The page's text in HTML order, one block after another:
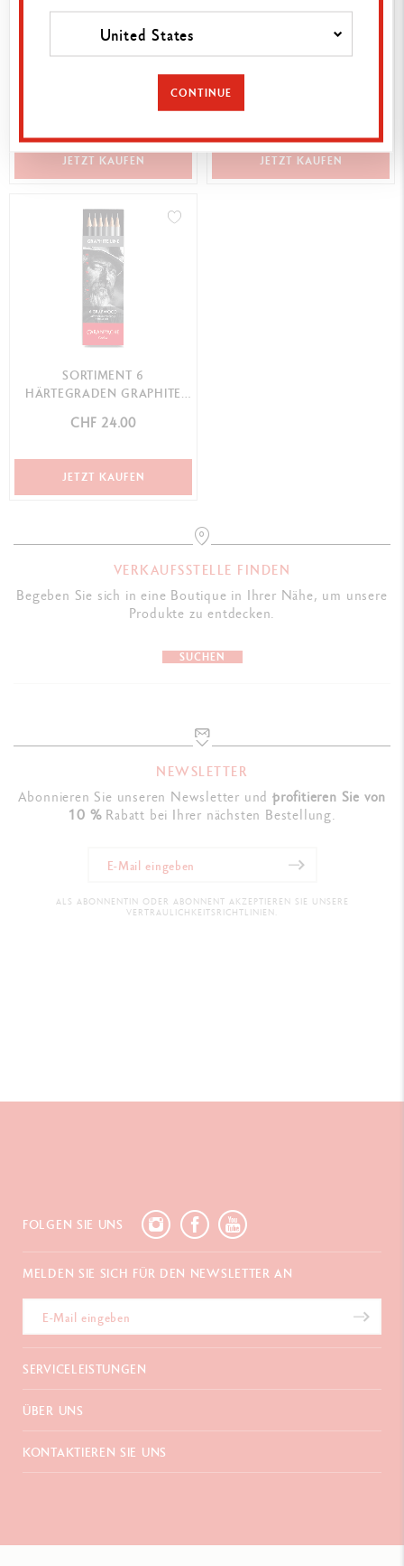
MULTITECHNIK
ZEICHENBLOCK, DIN-A4-
JETZT KAUFEN
PALETTE AQUARELLE 26 X
JETZT KAUFEN
SORTIMENT 6
HÄRTEGRADEN GRAPHITE
CHF 24.00
JETZT KAUFEN
VERKAUFSSTELLE FINDEN
Begeben Sie sich in eine Boutique in Ihrer Nähe, um unsere
Produkte zu entdecken.
SUCHEN
NEWSLETTER
Abonnieren Sie unseren Newsletter undprofitieren Sie von
10 %Rabatt bei Ihrer nächsten Bestellung.
ALS ABONNENTIN ODER ABONNENT AKZEPTIEREN SIE UNSERE
VERTRAULICHKEITSRICHTLINIEN.
FOLGEN SIE UNS
MELDEN SIE SICH FÜR DEN NEWSLETTER AN
SERVICELEISTUNGEN
E-Geschenkgutschein
Retouren
ÜBER UNS
Häufig gestellte Fragen
KONTAKTIEREN SIE UNS
United States
CONTINUE